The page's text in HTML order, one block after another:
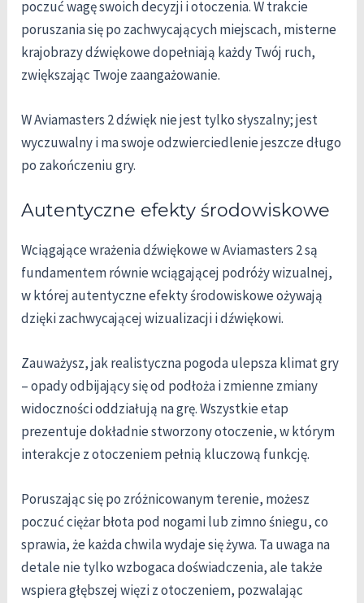
poczuć wagę swoich decyzji i otoczenia. W trakcie
poruszania się po zachwycających miejscach, misterne
krajobrazy dźwiękowe dopełniają każdy Twój ruch,
zwiększając Twoje zaangażowanie.
W Aviamasters 2 dźwięk nie jest tylko słyszalny; jest
wyczuwalny i ma swoje odzwierciedlenie jeszcze długo
po zakończeniu gry.
Autentyczne efekty środowiskowe
Wciągające wrażenia dźwiękowe w Aviamasters 2 są
fundamentem równie wciągającej podróży wizualnej,
w której autentyczne efekty środowiskowe ożywają
dzięki zachwycającej wizualizacji i dźwiękowi.
Zauważysz, jak realistyczna pogoda ulepsza klimat gry
– opady odbijający się od podłoża i zmienne zmiany
widoczności oddziałują na grę. Wszystkie etap
prezentuje dokładnie stworzony otoczenie, w którym
interakcje z otoczeniem pełnią kluczową funkcję.
Poruszając się po zróżnicowanym terenie, możesz
poczuć ciężar błota pod nogami lub zimno śniegu, co
sprawia, że każda chwila wydaje się żywa. Ta uwaga na
detale nie tylko wzbogaca doświadczenia, ale także
wspiera głębszej więzi z otoczeniem, pozwalając